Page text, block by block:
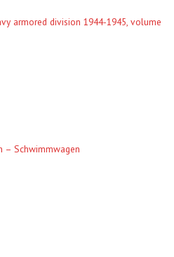
armored division 1944-1945, volume
– Schwimmwagen